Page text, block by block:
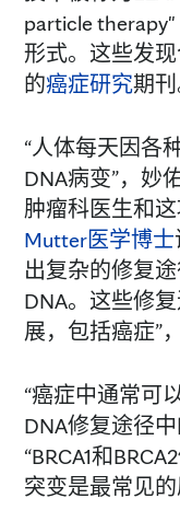
particle
形式。这些发
的癌症研究期刊
“人体每天因各
DNA病变”，妙
肿瘤科医生和
Mutter医学博士
出复杂的修复
DNA。这些修
展，包括癌症”
“癌症中通常可
DNA修复途径
“BRCA1和
突变是最常见的